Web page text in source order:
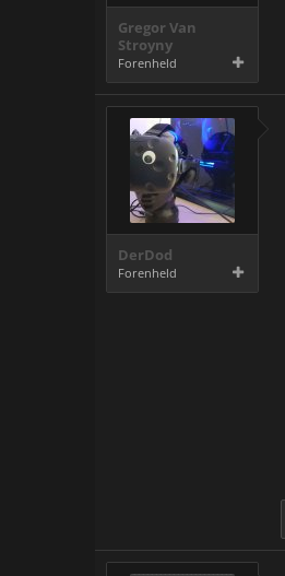
Gregor Van
Stroyny
Forenheld
DerDod
Forenheld